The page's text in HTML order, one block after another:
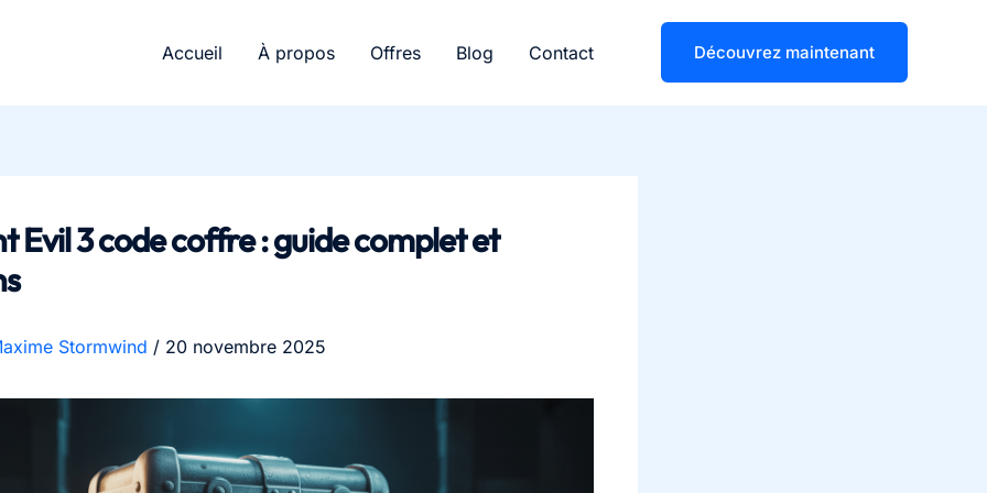
Accueil À propos Offres Blog Contact Découvrez maintenant
Evil 3 code coffre : guide complet et
Stormwind / 20 novembre 2025